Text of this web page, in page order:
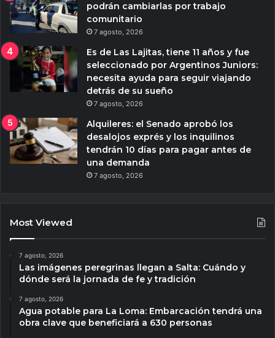
podrán cambiarlas por trabajo
comunitario
7 agosto, 2026
Es de Las Lajitas, tiene 11 años y fue
seleccionado por Argentinos Juniors:
necesita ayuda para seguir viajando
detrás de su sueño
7 agosto, 2026
Alquileres: el Senado aprobó los
desalojos exprés y los inquilinos
tendrán 10 días para pagar antes de
una demanda
7 agosto, 2026
Most Viewed
7 agosto, 2026
Las imágenes peregrinas llegan a Salta: Cuándo y
dónde será la jornada de fe y tradición
7 agosto, 2026
Agua potable para La Loma: Embarcación tendrá una
obra clave que beneficiará a 630 personas